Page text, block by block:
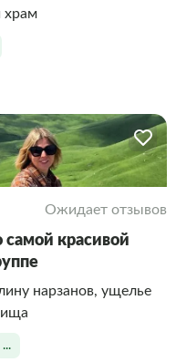
храм
Ожидает отзывов
красивой
нарзанов, ущелье
...